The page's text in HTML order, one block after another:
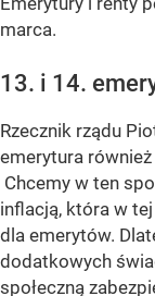
marca.
13. i 14.
Rzecznik rządu
emerytura
Chcemy w ten
inflacją, która w
dla emerytów.
dodatkowych
społeczną